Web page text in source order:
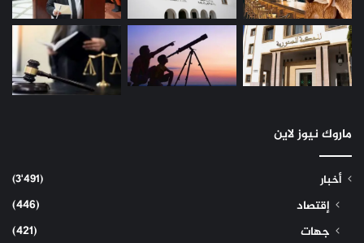
ماروك نيوز لاين
أخبار (3٬491)
إقتصاد
(446)
جهات
(421)